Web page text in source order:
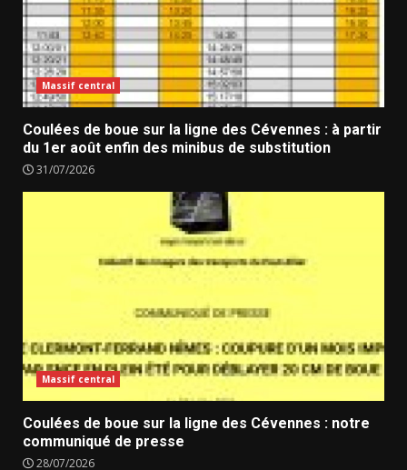
Massif central
Coulées de boue sur la ligne des Cévennes : à partir
du 1er août enfin des minibus de substitution
31/07/2026
Massif central
Coulées de boue sur la ligne des Cévennes : notre
communiqué de presse
28/07/2026